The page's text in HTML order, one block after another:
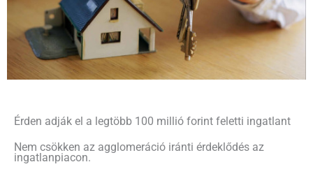
Érden adják el a legtöbb 100 millió forint feletti ingatlant
Nem csökken az agglomeráció iránti érdeklődés az
ingatlanpiacon.